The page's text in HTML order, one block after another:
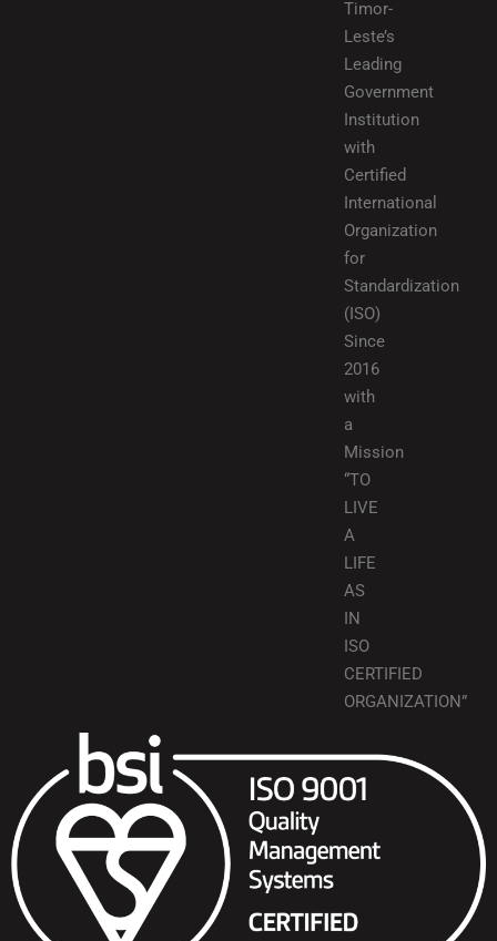
Timor-
Leste’s
Leading
Government
Institution
with
Certified
International
Organization
for
Standardization
(ISO)
Since
2016
with
a
Mission
“TO
LIVE
A
LIFE
AS
IN
ISO
CERTIFIED
ORGANIZATION”